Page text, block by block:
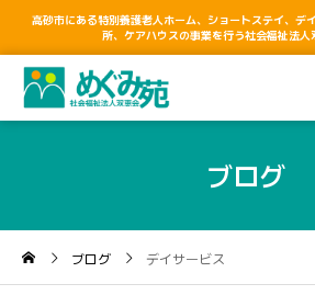
高砂市にある特別養護老人ホーム、ショートステイ、デ
所、ケアハウスの事業を行う社会福祉法人
ブログ
ブログ デイサービス